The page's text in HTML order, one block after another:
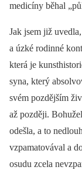
medicíny běhal
Jak jsem již
a úzké rodinné
která je
syna, který
svém pozdějším
až později.
odešla, a to
vzpamatovával a
osudu zcela